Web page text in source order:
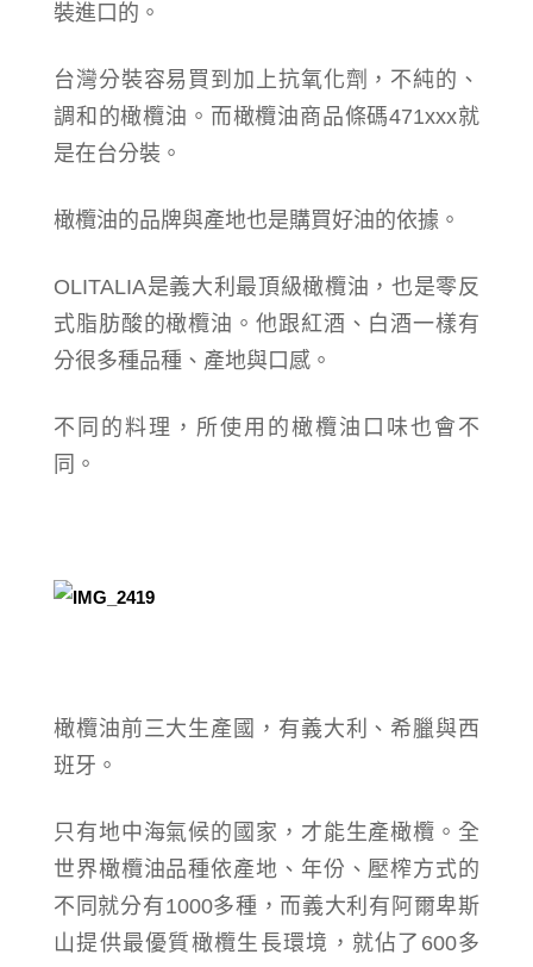
裝進口的。
台灣分裝容易買到加上抗氧化劑，不純的、
調和的橄欖油。而橄欖油商品條碼471xxx就
是在台分裝。
橄欖油的品牌與產地也是購買好油的依據。
OLITALIA是義大利最頂級橄欖油，也是零反
式脂肪酸的橄欖油。他跟紅酒、白酒一樣有
分很多種品種、產地與口感。
不同的料理，所使用的橄欖油口味也會不
同。
橄欖油前三大生產國，有義大利、希臘與西
班牙。
只有地中海氣候的國家，才能生產橄欖。全
世界橄欖油品種依產地、年份、壓榨方式的
不同就分有1000多種，而義大利有阿爾卑斯
山提供最優質橄欖生長環境，就佔了600多